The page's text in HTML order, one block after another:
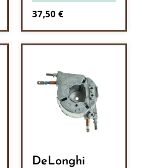
Regulärer Preis:
37,50 €
DeLonghi